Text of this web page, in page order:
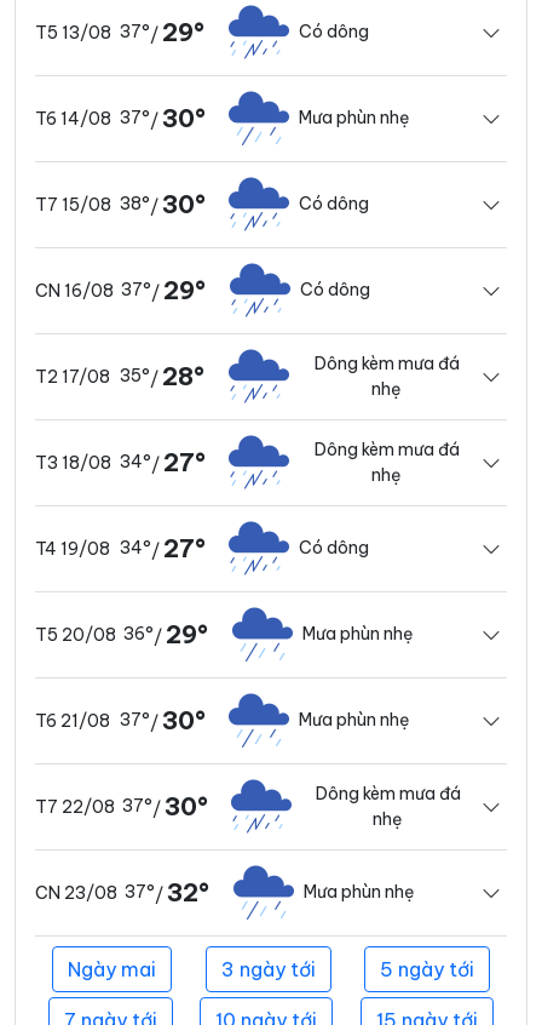
T5 13/08 37°/ 29° Có dông
T6 14/08 37°/30° Mưa phùn nhẹ
T7 15/08 38°/30° Có dông
CN 16/08 37°/ 29° Có dông
T2 17/08 35°/ 28°
Dông kèm mưa đá
nhẹ
T3 18/08 34°/ 27°
Dông kèm mưa đá
nhẹ
T4 19/08 34°/ 27° Có dông
T5 20/08 36°/ 29° Mưa phùn nhẹ
T6 21/08 37°/30° Mưa phùn nhẹ
T7 22/08 37°/30°
Dông kèm mưa đá
nhẹ
CN 23/08 37°/32° Mưa phùn nhẹ
Ngày mai 3 ngày tới 5 ngày tới
7 ngày tới 10 ngày tới 15 ngày tới